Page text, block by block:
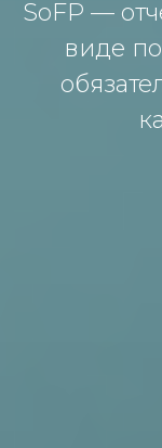
SoFP —
виде